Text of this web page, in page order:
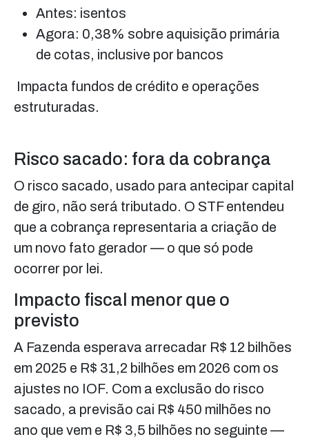
Antes: isentos
Agora: 0,38% sobre aquisição primária
de cotas, inclusive por bancos
Impacta fundos de crédito e operações
estruturadas.
Risco sacado: fora da cobrança
O risco sacado, usado para antecipar capital
de giro, não será tributado. O STF entendeu
que a cobrança representaria a criação de
um novo fato gerador — o que só pode
ocorrer por lei.
Impacto fiscal menor que o
previsto
A Fazenda esperava arrecadar R$ 12 bilhões
em 2025 e R$ 31,2 bilhões em 2026 com os
ajustes no IOF. Com a exclusão do risco
sacado, a previsão cai R$ 450 milhões no
ano que vem e R$ 3,5 bilhões no seguinte —